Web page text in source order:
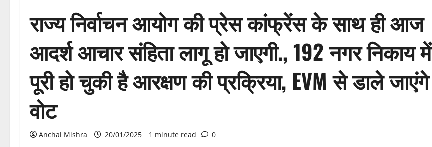
राज्य निर्वाचन आयोग की प्रेस कांफ्रेंस के साथ ही आज
आदर्श आचार संहिता लागू हो जाएगी., 192 नगर निकाय में
पूरी हो चुकी है आरक्षण की प्रक्रिया, EVM से डाले जाएंगे
वोट
Anchal Mishra 20/01/2025 1 minute read 0